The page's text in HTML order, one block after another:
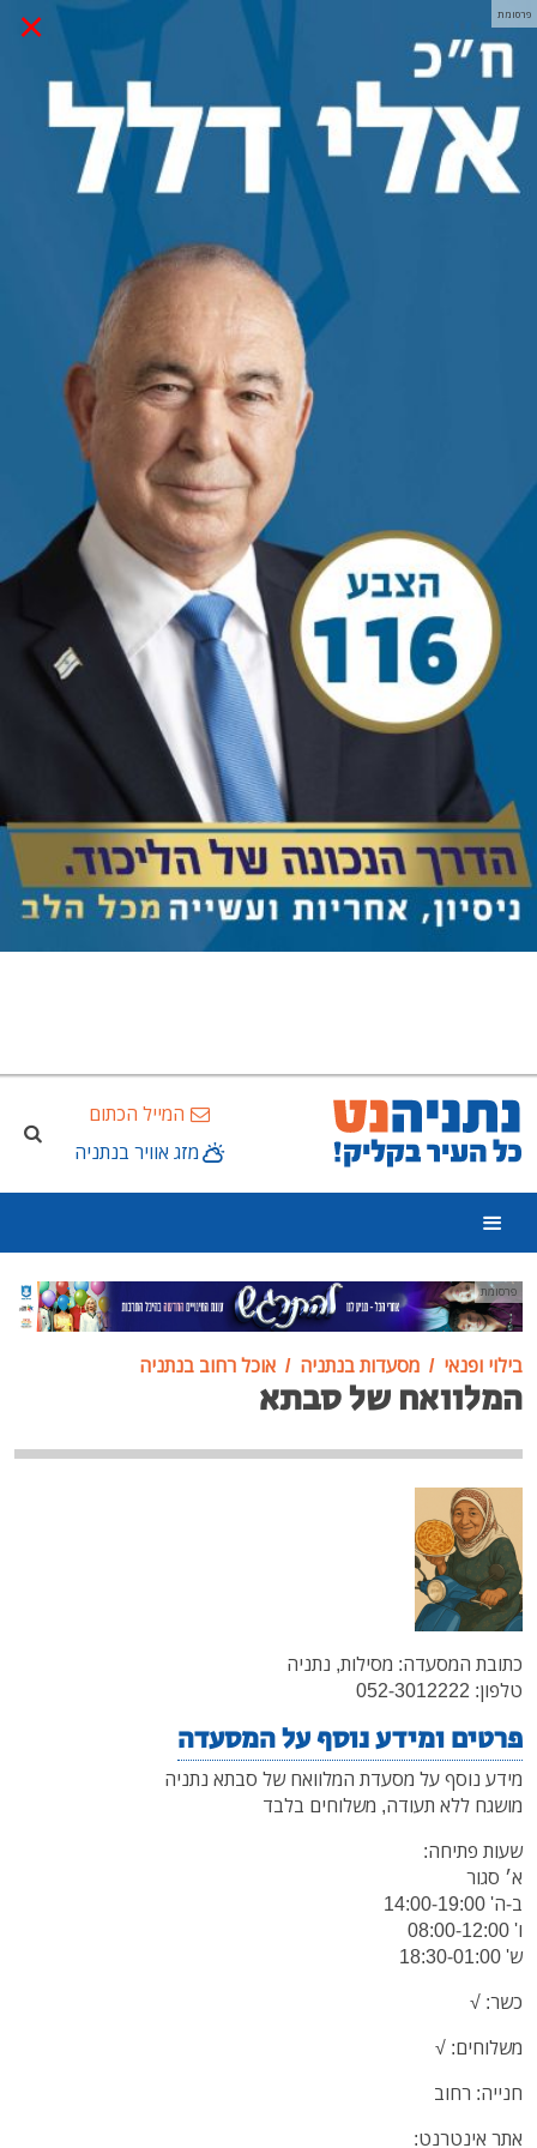
× פרסומת
המייל הכתום
מזג אוויר בנתניה
פרסומת
בילוי ופנאי מסעדות בנתניה אוכל רחוב בנתניה
המלוואח של סבתא
כתובת המסעדה: מסילות, נתניה
טלפון: 052-3012222
פרטים ומידע נוסף על המסעדה
מידע נוסף על מסעדת המלוואח של סבתא נתניה
מושגח ללא תעודה, משלוחים בלבד
שעות פתיחה:
א׳ סגור
ב-ה' 14:00-19:00
ו' 08:00-12:00
ש' 18:30-01:00
כשר: √
משלוחים: √
חנייה: רחוב
אתר אינטרנט: